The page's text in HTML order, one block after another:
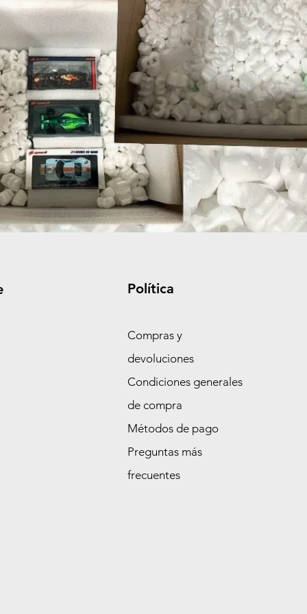
Política
Compras y
devoluciones
Condiciones generales
de compra
Métodos de pago
Preguntas más
frecuentes